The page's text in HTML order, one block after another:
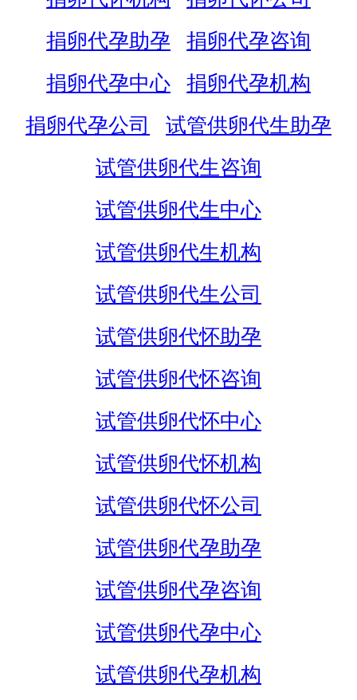
捐卵代孕助孕
捐卵代孕咨询
捐卵代孕中心
捐卵代孕机构
捐卵代孕公司
试管供卵代生助孕
试管供卵代生咨询
试管供卵代生中心
试管供卵代生机构
试管供卵代生公司
试管供卵代怀助孕
试管供卵代怀咨询
试管供卵代怀中心
试管供卵代怀机构
试管供卵代怀公司
试管供卵代孕助孕
试管供卵代孕咨询
试管供卵代孕中心
试管供卵代孕机构